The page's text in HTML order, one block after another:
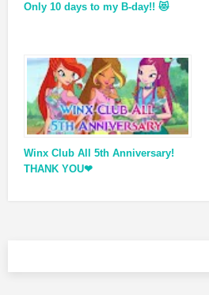
Only 10 days to my B-day!! 😻
Winx Club All 5th Anniversary!
THANK YOU❤